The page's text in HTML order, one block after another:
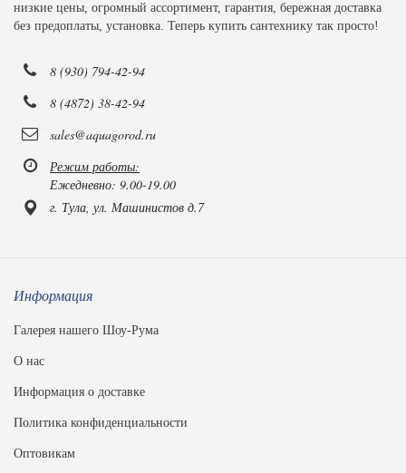
низкие цены, огромный ассортимент, гарантия, бережная доставка
без предоплаты, установка. Теперь купить сантехнику так просто!
8 (930) 794-42-94
8 (4872) 38-42-94
sales@aquagorod.ru
Режим работы:
Ежедневно: 9.00-19.00
г. Тула, ул. Машинистов д.7
Информация
Галерея нашего Шоу-Рума
О нас
Информация о доставке
Политика конфиденциальности
Оптовикам